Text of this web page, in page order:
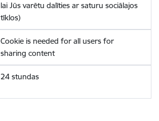
lai Jūs varētu dalīties ar saturu sociālajos
tīklos)
Cookie is needed for all users for
sharing content
24 stundas